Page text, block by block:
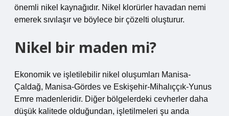
önemli nikel kaynağıdır. Nikel klorürler havadan nemi
emerek sıvılaşır ve böylece bir çözelti oluşturur.
Nikel bir maden mi?
Ekonomik ve işletilebilir nikel oluşumları Manisa-
Çaldağ, Manisa-Gördes ve Eskişehir-Mihalıççık-Yunus
Emre madenleridir. Diğer bölgelerdeki cevherler daha
düşük kalitede olduğundan, işletilmeleri şu anda